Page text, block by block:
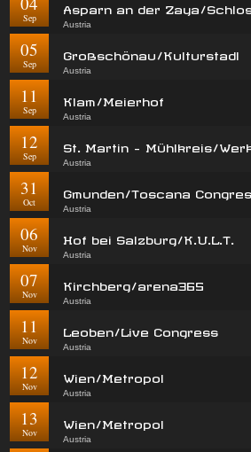
Sep
Asparn an der Zaya/
Austria
05
Sep
Großschönau/Kulturstadl
Austria
11
Sep
Klam/Meierhof
Austria
12
Sep
St. Martin - Mühlkreis/
Austria
31
Oct
Gmunden/Toscana
Austria
06
Nov
Hof bei Salzburg/K.U.L.T.
Austria
07
Nov
Kirchberg/arena365
Austria
11
Nov
Leoben/Live Congress
Austria
12
Nov
Wien/Metropol
Austria
13
Nov
Wien/Metropol
Austria